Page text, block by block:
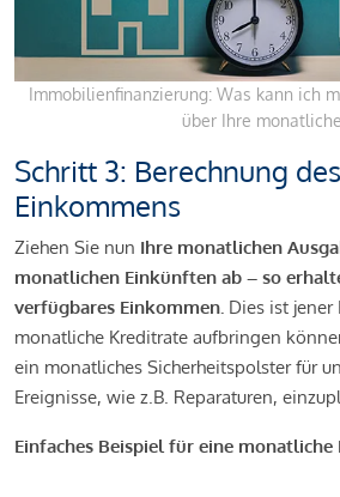
Immobilienfinanzierung: Was kann ich
über Ihre
Schritt 3: Berechnung
Einkommens
Ziehen Sie nun Ihre monatlichen
monatlichen Einkünften ab – so
verfügbares Einkommen. Dies ist jener
monatliche Kreditrate aufbringen
ein monatliches Sicherheitspolster für
Ereignisse, wie z.B. Reparaturen,
Einfaches Beispiel für eine monatliche